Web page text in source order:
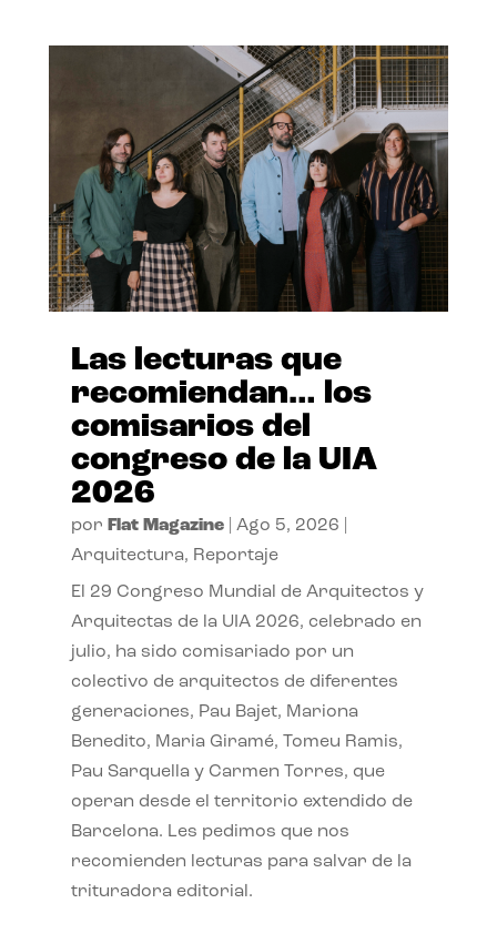
Las lecturas que
recomiendan… los
comisarios del
congreso de la UIA
2026
por Flat Magazine| Ago 5, 2026
Arquitectura, Reportaje
El 29 Congreso Mundial de Arquitectos y
Arquitectas de la UIA 2026, celebrado en
julio, ha sido comisariado por un
colectivo de arquitectos de diferentes
generaciones, Pau Bajet, Mariona
Benedito, Maria Giramé, Tomeu Ramis,
Pau Sarquella y Carmen Torres, que
operan desde el territorio extendido de
Barcelona. Les pedimos que nos
recomienden lecturas para salvar de la
trituradora editorial.